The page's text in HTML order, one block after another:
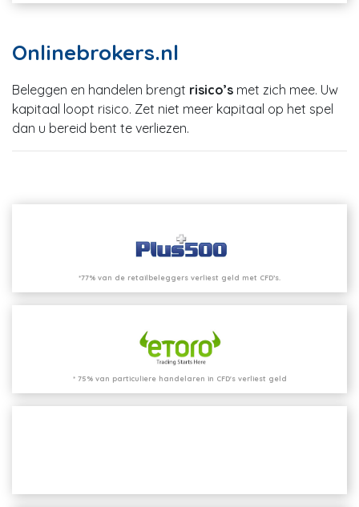
Onlinebrokers.nl
Beleggen en handelen brengt risico’s met zich mee. Uw
kapitaal loopt risico. Zet niet meer kapitaal op het spel
dan u bereid bent te verliezen.
*77% van de retailbeleggers verliest geld met CFD’s.
* 75% van particuliere handelaren in CFD's verliest geld